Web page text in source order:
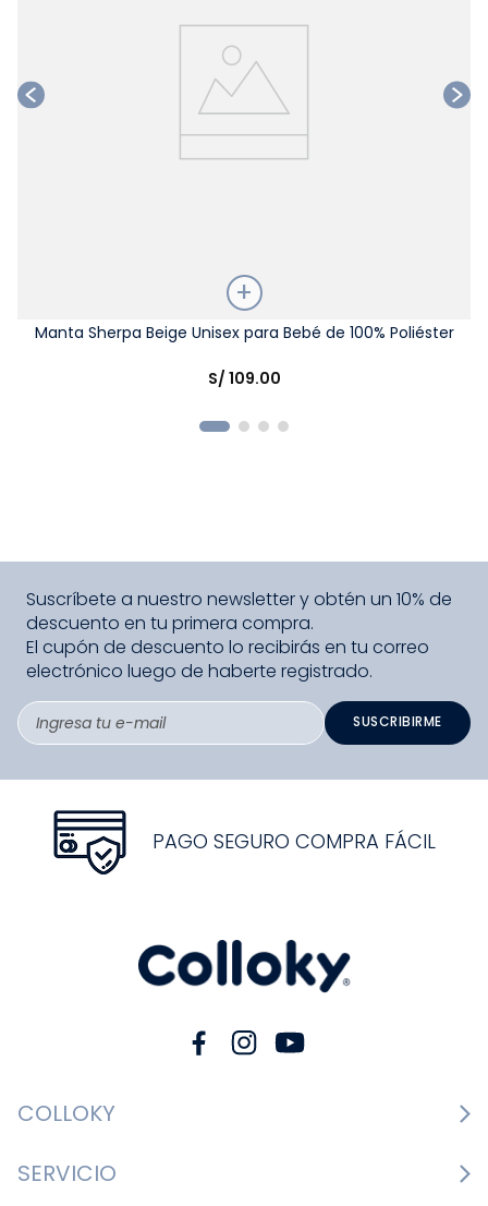
Talla
Manta Sherpa Beige Unisex para Bebé de 100% Poliéster
S/109.00
Suscríbete a nuestro newsletter y obtén un 10% de
descuento en tu primera compra.
El cupón de descuento lo recibirás en tu correo
electrónico luego de haberte registrado.
SUSCRIBIRME
PAGO SEGURO COMPRA FÁCIL
COLLOKY
SERVICIO